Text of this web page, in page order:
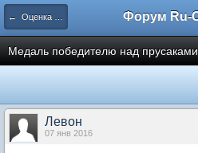
← Оценка и определение НЕ МОНЕТ
Медаль победителю над прусаками
Левон
07 янв 2016